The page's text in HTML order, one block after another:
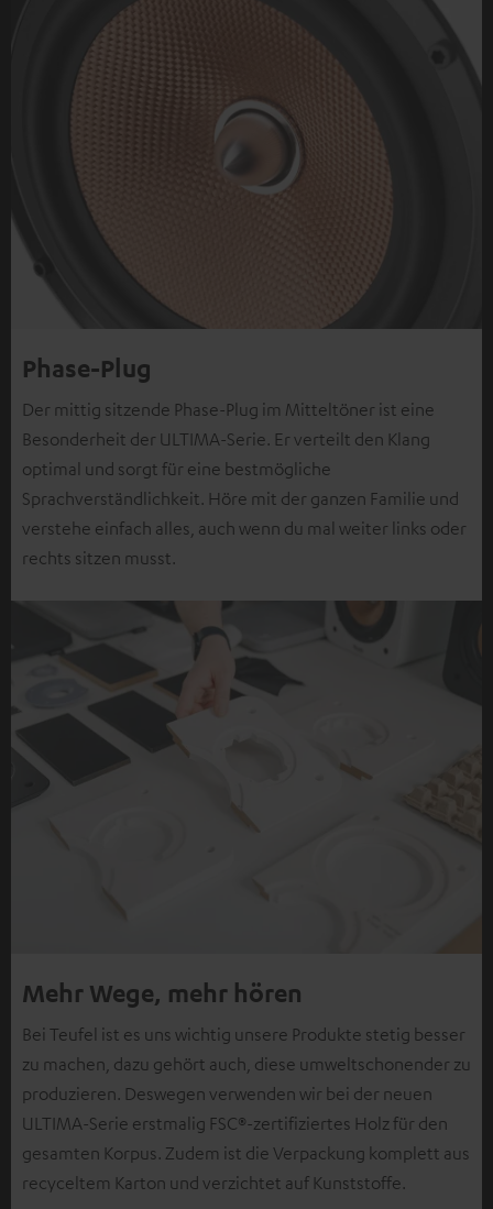
Phase-Plug
Der mittig sitzende Phase-Plug im Mitteltöner ist eine
Besonderheit der ULTIMA-Serie. Er verteilt den Klang
optimal und sorgt für eine bestmögliche
Sprachverständlichkeit. Höre mit der ganzen Familie und
verstehe einfach alles, auch wenn du mal weiter links oder
rechts sitzen musst.
Mehr Wege, mehr hören
Bei Teufel ist es uns wichtig unsere Produkte stetig besser
zu machen, dazu gehört auch, diese umweltschonender zu
produzieren. Deswegen verwenden wir bei der neuen
ULTIMA-Serie erstmalig FSC®-zertifiziertes Holz für den
gesamten Korpus. Zudem ist die Verpackung komplett aus
recyceltem Karton und verzichtet auf Kunststoffe.